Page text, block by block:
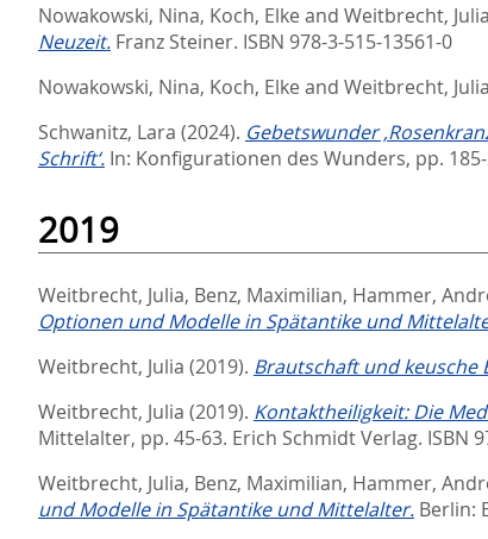
Nowakowski, Nina, Koch, Elke and Weitbrecht, Julia
Neuzeit. Franz Steiner. ISBN 978-3-515-13561-0
Nowakowski, Nina, Koch, Elke and Weitbrecht, Julia
Schwanitz, Lara (2024). Gebetswunder
Schrift‘. In: Konfigurationen des Wunders, pp.
2019
Weitbrecht, Julia, Benz, Maximilian, Hammer,
Optionen und Modelle in Spätantike und
Weitbrecht, Julia (2019). Brautschaft und keusche
Weitbrecht, Julia (2019). Kontaktheiligkeit: Die
Mittelalter, pp. 45-63. Erich Schmidt Verlag. ISBN
Weitbrecht, Julia, Benz, Maximilian, Hammer,
und Modelle in Spätantike und Mittelalter. Berlin: